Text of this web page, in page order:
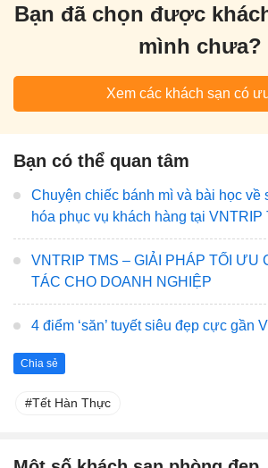
Bạn đã chọn được
mình chưa?
Xem các khách sạn có
Bạn có thể quan tâm
Chuyện chiếc bánh mì và bài học về
hóa phục vụ khách hàng tại VNTRIP
VNTRIP TMS – GIẢI PHÁP TỐI ƯU
TÁC CHO DOANH NGHIỆP
4 điểm ‘săn’ tuyết siêu đẹp cực gần
Chia sẻ
Tết Hàn Thực